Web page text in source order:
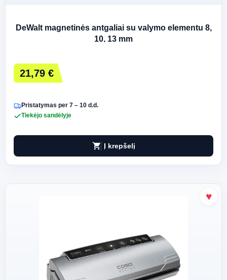
DeWalt magnetinės antgaliai su valymo elementu 8,
10, 13 mm
21,79 €
Pristatymas per 7 – 10 d.d.
Tiekėjo sandėlyje
shopping_cart Į krepšelį